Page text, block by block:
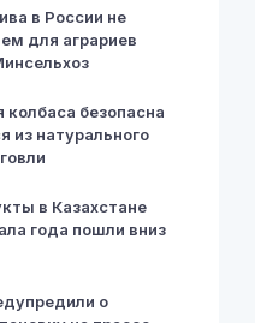
в России не
для аграриев
колбаса безопасна
из натурального
в Казахстане
года пошли вниз
о